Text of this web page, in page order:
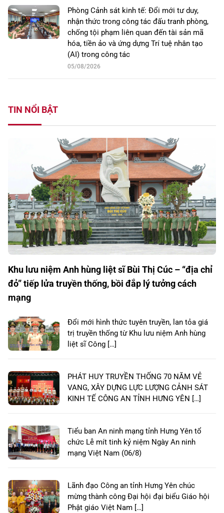
Phòng Cảnh sát kinh tế: Đổi mới tư duy,
nhận thức trong công tác đấu tranh phòng,
chống tội phạm liên quan đến tài sản mã
hóa, tiền ảo và ứng dựng Trí tuệ nhân tạo
(AI) trong công tác
05/08/2026
TIN NỔI BẬT
Khu lưu niệm Anh hùng liệt sĩ Bùi Thị Cúc – “địa chỉ
đỏ” tiếp lửa truyền thống, bồi đắp lý tưởng cách
mạng
Đổi mới hình thức tuyên truyền, lan tỏa giá
trị truyền thống từ Khu lưu niệm Anh hùng
liệt sĩ Công […]
PHÁT HUY TRUYỀN THỐNG 70 NĂM VẺ
VANG, XÂY DỰNG LỰC LƯỢNG CẢNH SÁT
KINH TẾ CÔNG AN TỈNH HƯNG YÊN […]
Tiểu ban An ninh mạng tỉnh Hưng Yên tổ
chức Lễ mít tinh kỷ niệm Ngày An ninh
mạng Việt Nam (06/8)
Lãnh đạo Công an tỉnh Hưng Yên chúc
mừng thành công Đại hội đại biểu Giáo hội
Phật giáo Việt Nam […]